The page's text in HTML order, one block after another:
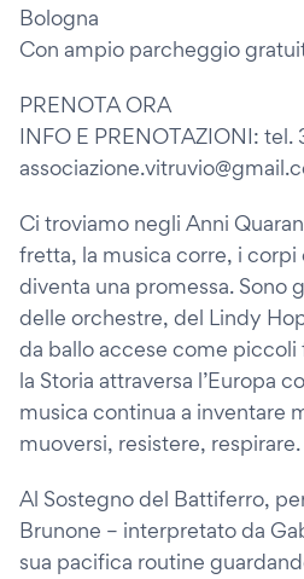
Bologna
Con ampio parcheggio
PRENOTA ORA
INFO E PRENOTAZIONI:
Ci troviamo negli Anni
fretta, la musica corre, i
diventa una promessa. Sono
delle orchestre, del Lindy
da ballo accese come
la Storia attraversa l’Europa
musica continua a inventare
muoversi, resistere, respirare.
Al Sostegno del Battiferro,
Brunone – interpretato da
sua pacifica routine